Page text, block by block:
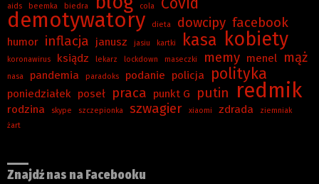
aids beemka biedra cola
demotywatory dieta dowcipy facebook
humor inflacja janusz jasiu kartki kasa kobiety
koronawirus ksiądz lekarz lockdown maseczki memy menel mąż
nasa pandemia paradoks podanie policja polityka
poniedziałek poseł praca punkt G putin redmik
rodzina skype szczepionka szwagier xiaomi zdrada
ziemniak
żart
Znajdź nas na Facebooku